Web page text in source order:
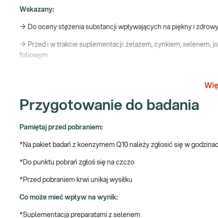
Wskazany:
→ Do oceny stężenia substancji wpływających na piękny i
→ Przed i w trakcie suplementacji: żelazem, cynkiem, selenem,
foliowym
Uroda – jak wpływają na nią witaminy i
Witaminy i pierwiastki mają wpływ na urodę, wygląd, który nie
odpowiedzialnych za produkcję kolagenu i elastyny, białek
wiąże się z pogorszeniem kondycji skóry i jej wytworów. W
przemyślana suplementacja. Powinna uwzględniać dawki
uwzględnionych w pakiecie.
Badania wspierające urodę - czyli jakie?
Przygotowanie do badania
Pamiętaj przed pobraniem:
*Na pakiet badań z koenzymem Q10 należy zgłosić się w
*Do punktu pobrań zgłoś się na czczo
*Przed pobraniem krwi unikaj wysiłku
Co może mieć wpływ na wynik:
*Suplementacja preparatami z selenem